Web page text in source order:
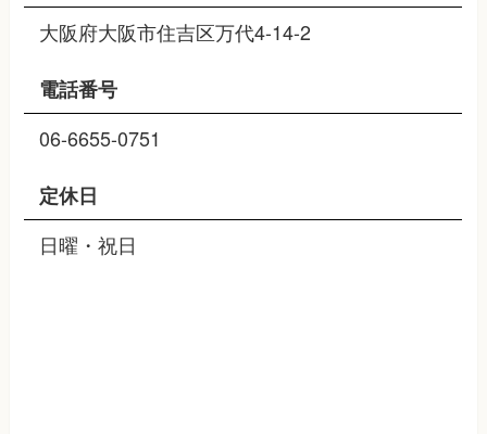
大阪府大阪市住吉区万代4-14-2
電話番号
06-6655-0751
定休日
日曜・祝日